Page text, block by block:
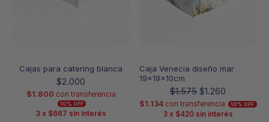
Cajas para catering blanca
$2.000
$1.800 con transferencia
10% OFF
3 x $667 sin interés
Caja Venecia diseño mar
19x19x10cm
$1.575 El
precio
original
$1.260
precio
actual
$1.134 con transferencia 10% OFF
3 x $420 sin interés